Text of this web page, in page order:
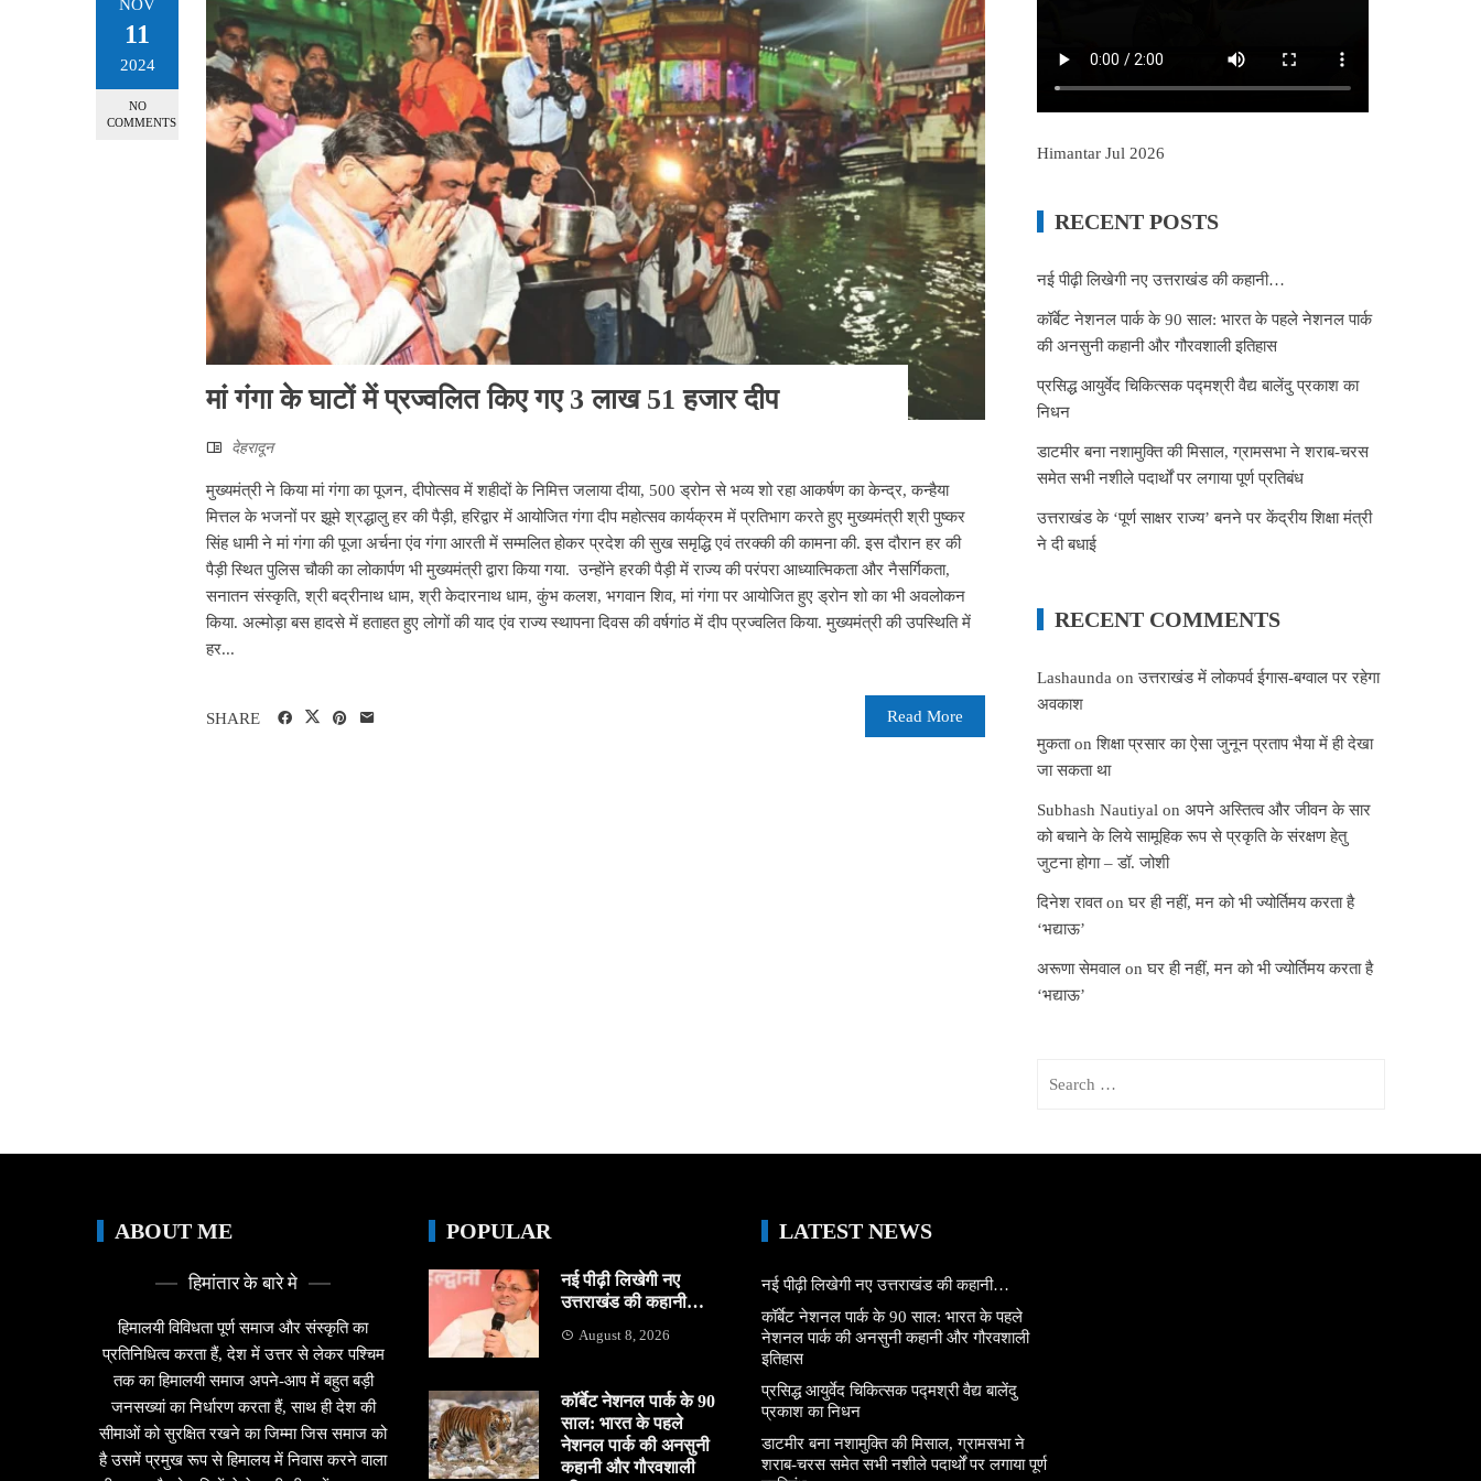
NOV
11
2024
NO
COMMENTS
मां गंगा के घाटों में प्रज्वलित किए गए 3 लाख 51 हजार दीप
देहरादून
मुख्यमंत्री ने किया मां गंगा का पूजन, दीपोत्सव में शहीदों के निमित्त जलाया दीया, 500 ड्रोन से भव्य शो रहा आकर्षण का केन्द्र, कन्हैया
मित्तल के भजनों पर झूमे श्रद्धालु हर की पैड़ी, हरिद्वार में आयोजित गंगा दीप महोत्सव कार्यक्रम में प्रतिभाग करते हुए मुख्यमंत्री श्री पुष्कर
सिंह धामी ने मां गंगा की पूजा अर्चना एंव गंगा आरती में सम्मलित होकर प्रदेश की सुख समृद्धि एवं तरक्की की कामना की. इस दौरान हर की
पैड़ी स्थित पुलिस चौकी का लोकार्पण भी मुख्यमंत्री द्वारा किया गया. उन्होंने हरकी पैड़ी में राज्य की परंपरा आध्यात्मिकता और नैसर्गिकता,
सनातन संस्कृति, श्री बद्रीनाथ धाम, श्री केदारनाथ धाम, कुंभ कलश, भगवान शिव, मां गंगा पर आयोजित हुए ड्रोन शो का भी अवलोकन
किया. अल्मोड़ा बस हादसे में हताहत हुए लोगों की याद एंव राज्य स्थापना दिवस की वर्षगांठ में दीप प्रज्वलित किया. मुख्यमंत्री की उपस्थिति में
हर...
Read More
SHARE
Himantar Jul 2026
RECENT POSTS
नई पीढ़ी लिखेगी नए उत्तराखंड की कहानी…
कॉर्बेट नेशनल पार्क के 90 साल: भारत के पहले नेशनल पार्क
की अनसुनी कहानी और गौरवशाली इतिहास
प्रसिद्ध आयुर्वेद चिकित्सक पद्मश्री वैद्य बालेंदु प्रकाश का
निधन
डाटमीर बना नशामुक्ति की मिसाल, ग्रामसभा ने शराब-चरस
समेत सभी नशीले पदार्थों पर लगाया पूर्ण प्रतिबंध
उत्तराखंड के ‘पूर्ण साक्षर राज्य’ बनने पर केंद्रीय शिक्षा मंत्री
ने दी बधाई
RECENT COMMENTS
Lashaunda onउत्तराखंड में लोकपर्व ईगास-बग्वाल पर रहेगा
अवकाश
मुकताonशिक्षा प्रसार का ऐसा जुनून प्रताप भैया में ही देखा
जा सकता था
Subhash Nautiyal onअपने अस्तित्व और जीवन के सार
को बचाने के लिये सामूहिक रूप से प्रकृति के संरक्षण हेतु
जुटना होगा – डॉ. जोशी
दिनेश रावतonघर ही नहीं, मन को भी ज्योर्तिमय करता है
‘भद्याऊ’
अरूणा सेमवाल onघर ही नहीं, मन को भी ज्योर्तिमय करता है
‘भद्याऊ’
ABOUT ME
हिमांतार के बारे मे
हिमालयी विविधता पूर्ण समाज और संस्कृति का
प्रतिनिधित्व करता हैं, देश में उत्तर से लेकर पश्चिम
तक का हिमालयी समाज अपने-आप में बहुत बड़ी
जनसख्यां का निर्धारण करता हैं, साथ ही देश की
सीमाओं को सुरक्षित रखने का जिम्मा जिस समाज को
है उसमें प्रमुख रूप से हिमालय में निवास करने वाला
POPULAR
नई पीढ़ी लिखेगी नए
उत्तराखंड की कहानी…
August 8, 2026
कॉर्बेट नेशनल पार्क के 90
साल: भारत के पहले
नेशनल पार्क की अनसुनी
कहानी और गौरवशाली
LATEST NEWS
नई पीढ़ी लिखेगी नए उत्तराखंड की कहानी…
कॉर्बेट नेशनल पार्क के 90 साल: भारत के पहले
नेशनल पार्क की अनसुनी कहानी और गौरवशाली
इतिहास
प्रसिद्ध आयुर्वेद चिकित्सक पद्मश्री वैद्य बालेंदु
प्रकाश का निधन
डाटमीर बना नशामुक्ति की मिसाल, ग्रामसभा ने
शराब-चरस समेत सभी नशीले पदार्थों पर लगाया पूर्ण